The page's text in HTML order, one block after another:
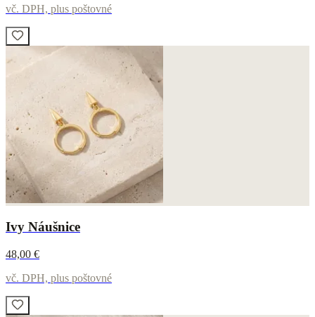
vč. DPH, plus poštovné
Ivy Náušnice
48,00 €
vč. DPH, plus poštovné